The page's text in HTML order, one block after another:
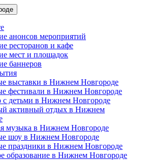
анонсов мероприятий
ресторанов и кафе
мест и площадок
баннеров
выставки в Нижнем Новгороде
фестивали в Нижнем Новгороде
с детьми в Нижнем Новгороде
активный отдых в Нижнем
музыка в Нижнем Новгороде
шоу в Нижнем Новгороде
праздники в Нижнем Новгороде
образование в Нижнем Новгороде